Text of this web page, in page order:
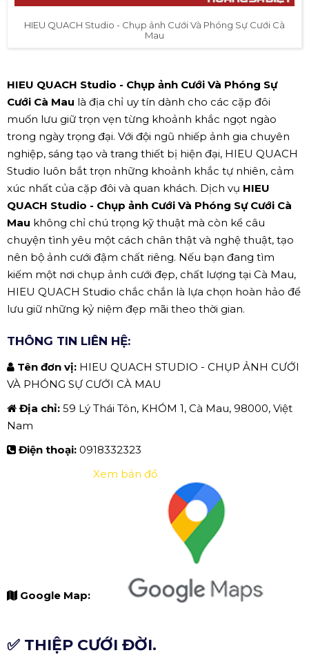
HIEU QUACH Studio - Chụp ảnh Cưới Và Phóng Sự Cưới Cà
Mau
HIEU QUACH Studio - Chụp ảnh Cưới Và Phóng Sự
Cưới Cà Mau là địa chỉ uy tín dành cho các cặp đôi
muốn lưu giữ trọn vẹn từng khoảnh khắc ngọt ngào
trong ngày trọng đại. Với đội ngũ nhiếp ảnh gia chuyên
nghiệp, sáng tạo và trang thiết bị hiện đại, HIEU QUACH
Studio luôn bắt trọn những khoảnh khắc tự nhiên, cảm
xúc nhất của cặp đôi và quan khách. Dịch vụ HIEU
QUACH Studio - Chụp ảnh Cưới Và Phóng Sự Cưới Cà
Mau không chỉ chú trọng kỹ thuật mà còn kể câu
chuyện tình yêu một cách chân thật và nghệ thuật, tạo
nên bộ ảnh cưới đậm chất riêng. Nếu bạn đang tìm
kiếm một nơi chụp ảnh cưới đẹp, chất lượng tại Cà Mau,
HIEU QUACH Studio chắc chắn là lựa chọn hoàn hảo để
lưu giữ những kỷ niệm đẹp mãi theo thời gian.
THÔNG TIN LIÊN HỆ:
Tên đơn vị: HIEU QUACH STUDIO - CHỤP ẢNH CƯỚI
VÀ PHÓNG SỰ CƯỚI CÀ MAU
Địa chỉ: 59 Lý Thái Tôn, KHÓM 1, Cà Mau, 98000, Việt
Nam
Điện thoại: 0918332323
Google Map:
Xem bản đồ
✅ THIỆP CƯỚI ĐỜI.